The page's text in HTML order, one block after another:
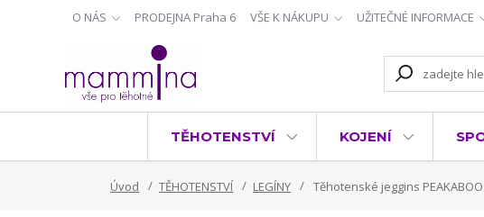
O NÁS PRODEJNA Praha 6 VŠE K NÁKUPU UŽITEČNÉ INFORMACE
TĚHOTENSTVÍ KOJENÍ
Úvod TĚHOTENSTVÍ LEGÍNY Těhotenské jeggins PEAKABOO